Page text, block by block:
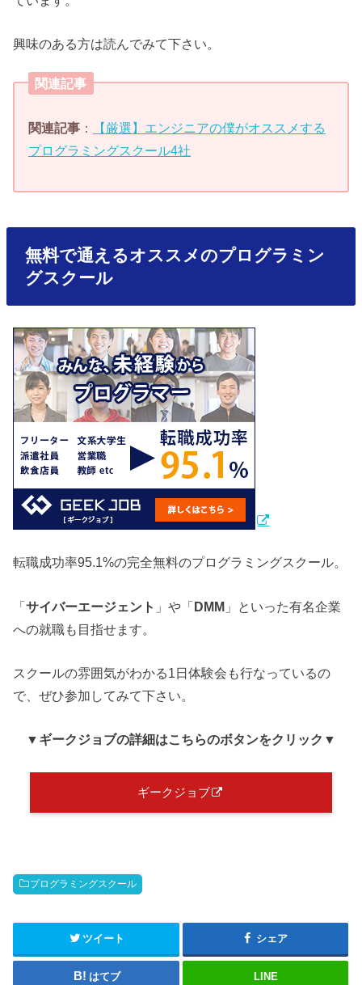
興味のある方は読んでみて下さい。
関連記事
関連記事 ：
【厳選】エンジニアの僕がオススメする
プログラミングスクール4社
無料で通えるオススメのプログラミン
グスクール
転職成功率95.1%の完全無料のプログラミングスクール。
「サイバーエージェント 」や「DMM 」といった有名企業
への就職も目指せます。
スクールの雰囲気がわかる1日体験会も行なっているの
で、ぜひ参加してみて下さい。
▼ギークジョブの詳細はこちらのボタンをクリック▼
ギークジョブ
プログラミングスクール
ツイート シェア
はてブ LINE